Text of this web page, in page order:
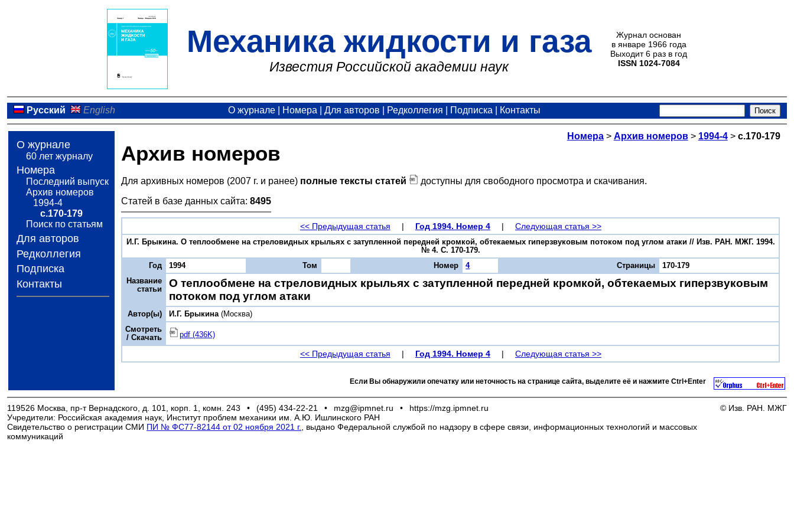
Механика жидкости и газа
Известия Российской академии наук
Журнал основан
в январе 1966 года
Выходит 6 раз в год
ISSN 1024-7084
Русский English О журнале Номера Для авторов Редколлегия Подписка Контакты
О журнале
60 лет журналу
Номера
Последний выпуск
Архив номеров
1994-4
с.170-179
Поиск по статьям
Для авторов
Редколлегия
Подписка
Контакты
Номера> Архив номеров> 1994-4> с.170-179
Архив номеров
Для архивных номеров (2007 г. и ранее) полные тексты статей
доступны для свободного просмотра и скачивания.
Статей в базе данных сайта: 8495
<< Предыдущая статья | Год 1994. Номер 4 | Следующая статья >>
И.Г. Брыкина. О теплообмене на стреловидных крыльях с затупленной передней кромкой, обтекаемых гиперзвуковым потоком под углом атаки // Изв. РАН. МЖГ. 1994.
№ 4. С. 170-179.
Год
1994 Том Номер 4 Страницы
170-179
Название
статьи
О теплообмене на стреловидных крыльях с затупленной передней кромкой, обтекаемых гиперзвуковым
потоком под углом атаки
Автор(ы) И.Г. Брыкина(Москва)
Смотреть
/ Скачать
pdf (436K)
<< Предыдущая статья | Год 1994. Номер 4 | Следующая статья >>
Если Вы обнаружили опечатку или неточность на странице сайта, выделите её и нажмите Ctrl+Enter
119526 Москва, пр-т Вернадского, д. 101, корп. 1, комн. 243 • (495) 434-22-21 • mzg@ipmnet.ru •
https://mzg.ipmnet.ru
Учредители: Российская академия наук, Институт проблем механики им. А.Ю. Ишлинского РАН
Свидетельство о регистрации СМИ ПИ № ФС77-82144 от 02 ноября 2021 г.
, выдано Федеральной службой по надзору в сфере связи, информационных технологий и массовых
коммуникаций
© Изв. РАН. МЖГ